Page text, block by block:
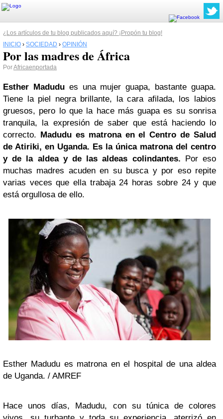
¿Los artículos de tu blog publicados aquí? ¡Propón tu blog!
INICIO › SOCIEDAD › OPINIÓN
Por las madres de África
PorAfricaenportada
Esther Madudues una mujer guapa, bastante guapa.
Tiene la piel negra brillante, la cara afilada, los labios
gruesos, pero lo que la hace más guapa es su sonrisa
tranquila, la expresión de saber que está haciendo lo
correcto. Madudu es matrona en el Centro de Salud
de Atiriki, en Uganda. Es la única matrona del centro
y de la aldea y de las aldeas colindantes. Por eso
muchas madres acuden en su busca y por eso repite
varias veces que ella trabaja 24 horas sobre 24 y que
está orgullosa de ello.
Esther Madudu es matrona en el hospital de una aldea
de Uganda. / AMREF
Hace unos días, Madudu, con su túnica de colores